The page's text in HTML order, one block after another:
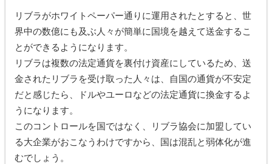
リブラがホワイトペーパー通りに運用されたとすると、世
界中の数億にも及ぶ人々が簡単に国境を越えて送金するこ
とができるようになります。
リブラは複数の法定通貨を裏付け資産にしているため、送
金されたリブラを受け取った人々は、自国の通貨が不安定
だと感じたら、ドルやユーロなどの法定通貨に換金するよ
うになります。
このコントロールを国ではなく、リブラ協会に加盟してい
る大企業がおこなうわけですから、国は混乱と弱体化が進
むでしょう。